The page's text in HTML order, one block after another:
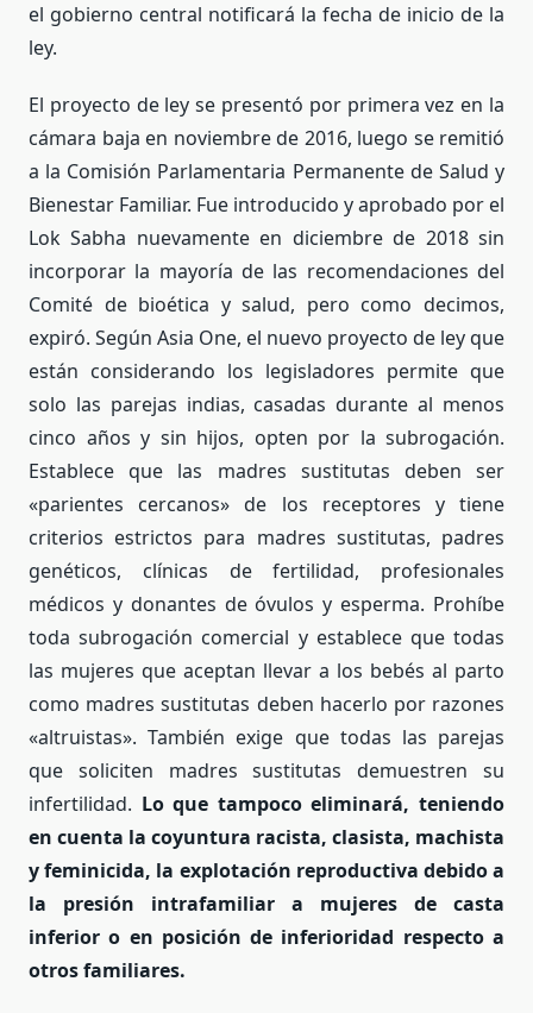
el gobierno central notificará la fecha de inicio de la
ley.
El proyecto de ley se presentó por primera vez en la
cámara baja en noviembre de 2016, luego se remitió
a la Comisión Parlamentaria Permanente de Salud y
Bienestar Familiar. Fue introducido y aprobado por el
Lok Sabha nuevamente en diciembre de 2018 sin
incorporar la mayoría de las recomendaciones del
Comité de bioética y salud, pero como decimos,
expiró. Según Asia One, el nuevo proyecto de ley que
están considerando los legisladores permite que
solo las parejas indias, casadas durante al menos
cinco años y sin hijos, opten por la subrogación.
Establece que las madres sustitutas deben ser
«parientes cercanos» de los receptores y tiene
criterios estrictos para madres sustitutas, padres
genéticos, clínicas de fertilidad, profesionales
médicos y donantes de óvulos y esperma. Prohíbe
toda subrogación comercial y establece que todas
las mujeres que aceptan llevar a los bebés al parto
como madres sustitutas deben hacerlo por razones
«altruistas». También exige que todas las parejas
que soliciten madres sustitutas demuestren su
infertilidad. Lo que tampoco eliminará, teniendo
en cuenta la coyuntura racista, clasista, machista
y feminicida, la explotación reproductiva debido a
la presión intrafamiliar a mujeres de casta
inferior o en posición de inferioridad respecto a
otros familiares.